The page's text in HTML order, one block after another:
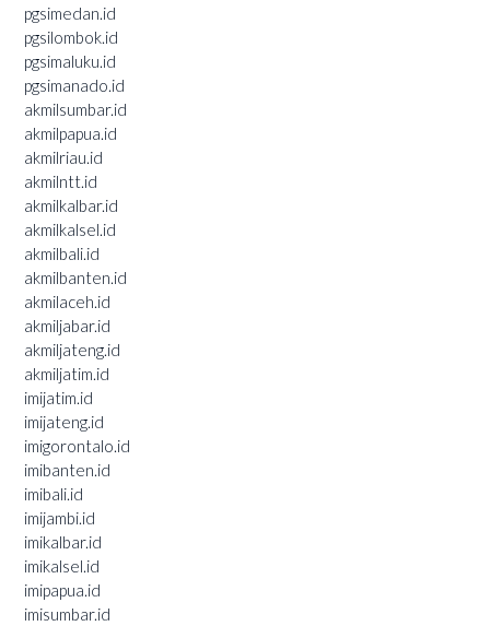
pgsimedan.id
pgsilombok.id
pgsimaluku.id
pgsimanado.id
akmilsumbar.id
akmilpapua.id
akmilriau.id
akmilntt.id
akmilkalbar.id
akmilkalsel.id
akmilbali.id
akmilbanten.id
akmilaceh.id
akmiljabar.id
akmiljateng.id
akmiljatim.id
imijatim.id
imijateng.id
imigorontalo.id
imibanten.id
imibali.id
imijambi.id
imikalbar.id
imikalsel.id
imipapua.id
imisumbar.id